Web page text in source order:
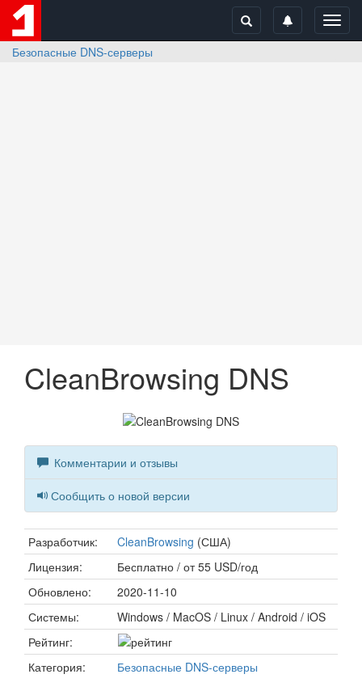
Безопасные DNS-серверы
CleanBrowsing DNS
Комментарии и отзывы
Сообщить о новой версии
Разработчик: CleanBrowsing (США)
Лицензия:
Бесплатно / от 55 USD/год
Обновлено:
2020-11-10
Системы:
Windows / MacOS / Linux / Android / iOS
Рейтинг:
Категория:
Безопасные DNS-серверы